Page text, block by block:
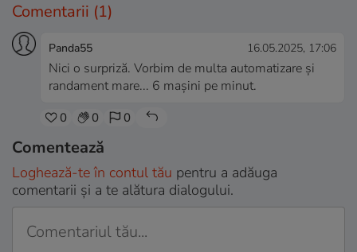
Comentarii (1)
Panda55 16.05.2025, 17:06
Nici o surpriză. Vorbim de multa automatizare și
randament mare... 6 mașini pe minut.
0 0 0
Comentează
Loghează-te în contul tău pentru a adăuga
comentarii și a te alătura dialogului.